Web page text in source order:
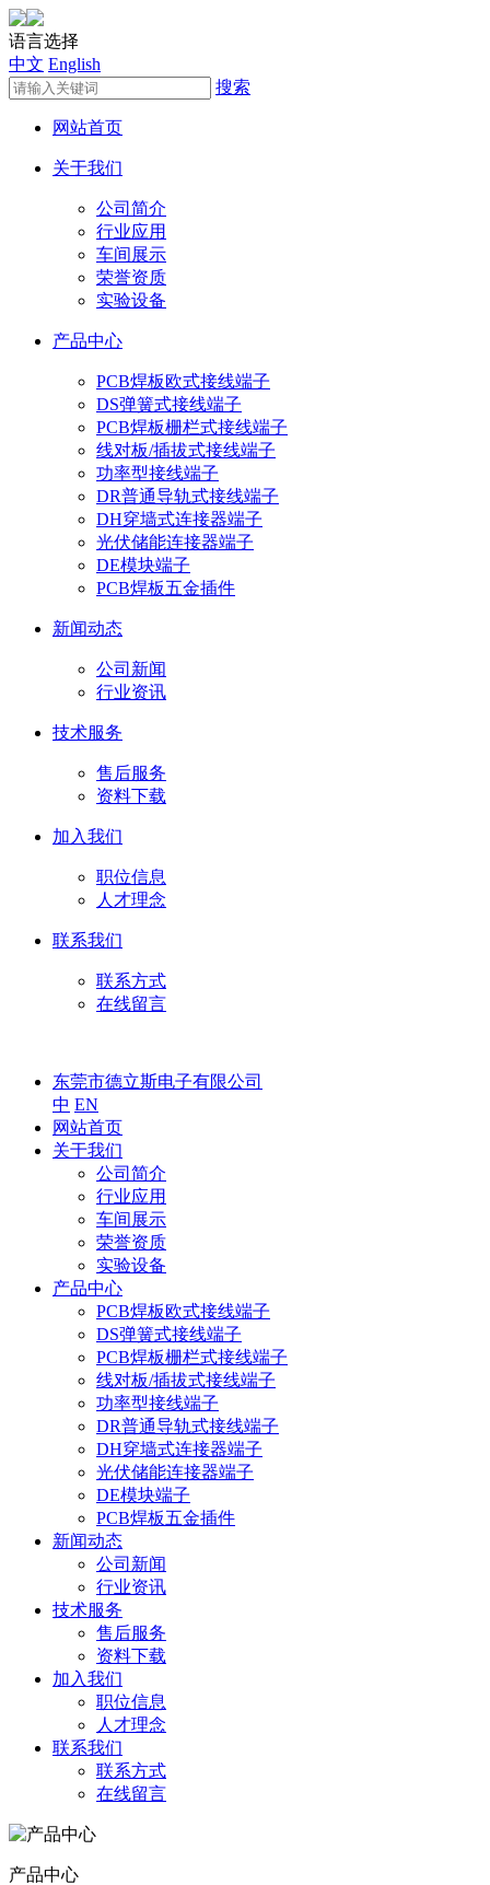
语言选择
中文 English
搜索
网站首页
关于我们
公司简介
行业应用
车间展示
荣誉资质
实验设备
产品中心
PCB焊板欧式接线端子
DS弹簧式接线端子
PCB焊板栅栏式接线端子
线对板/插拔式接线端子
功率型接线端子
DR普通导轨式接线端子
DH穿墙式连接器端子
光伏储能连接器端子
DE模块端子
PCB焊板五金插件
新闻动态
公司新闻
行业资讯
技术服务
售后服务
资料下载
加入我们
职位信息
人才理念
联系我们
联系方式
在线留言
东莞市德立斯电子有限公司
中 EN
网站首页
关于我们
公司简介
行业应用
车间展示
荣誉资质
实验设备
产品中心
PCB焊板欧式接线端子
DS弹簧式接线端子
PCB焊板栅栏式接线端子
线对板/插拔式接线端子
功率型接线端子
DR普通导轨式接线端子
DH穿墙式连接器端子
光伏储能连接器端子
DE模块端子
PCB焊板五金插件
新闻动态
公司新闻
行业资讯
技术服务
售后服务
资料下载
加入我们
职位信息
人才理念
联系我们
联系方式
在线留言
产品中心